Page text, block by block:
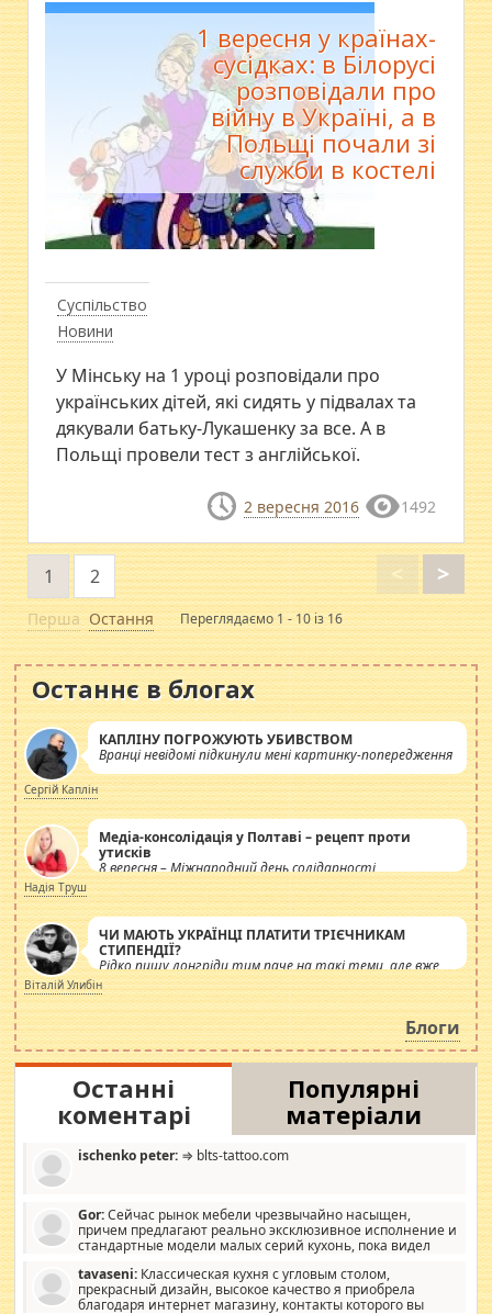
Суспільство
Новини
1 вересня у країнах-
сусідках: в Білорусі
розповідали про
війну в Україні, а в
Польщі почали зі
служби в костелі
У Мінську на 1 уроці розповідали про
українських дітей, які сидять у підвалах та
дякували батьку-Лукашенку за все. А в
Польщі провели тест з англійської.
2 вересня 2016 1492
Перша
<
1 2 >
Остання Переглядаємо 1 - 10 із 16
Останнє в блогах
КАПЛІНУ ПОГРОЖУЮТЬ УБИВСТВОМ
Вранці невідомі підкинули мені картинку-попередження
Сергій Каплін
Медіа-консолідація у Полтаві – рецепт проти
утисків
8 вересня – Міжнародний день солідарності
журналістів.
Надія Труш
ЧИ МАЮТЬ УКРАЇНЦІ ПЛАТИТИ ТРІЄЧНИКАМ
СТИПЕНДІЇ?
Рідко пишу лонгріди тим паче на такі теми, але вже
просто дістало! Обурюють сьогоднішні інсенуації
навколо стипендіального питання. Штучно
роздувається ще одна соціальна катастрофа.
Віталій Улибін
Блоги
Останні
коментарі
Популярні
матеріали
ischenko peter: ⇒ blts-tattoo.com
Gor:Сейчас рынок мебели чрезвычайно насыщен,
причем предлагают реально эксклюзивное исполнение и
стандартные модели малых серий кухонь, пока видел
стандартные формы, в MebelOk, креативненько и что главное -
со вкусом все в порядке, без ненужных наворотов удорожающих
мебель, а это не последний фактор.
tavaseni: Классическая кухня с угловым столом,
прекрасный дизайн, высокое качество я приобрела
благодаря интернет магазину, контакты которого вы